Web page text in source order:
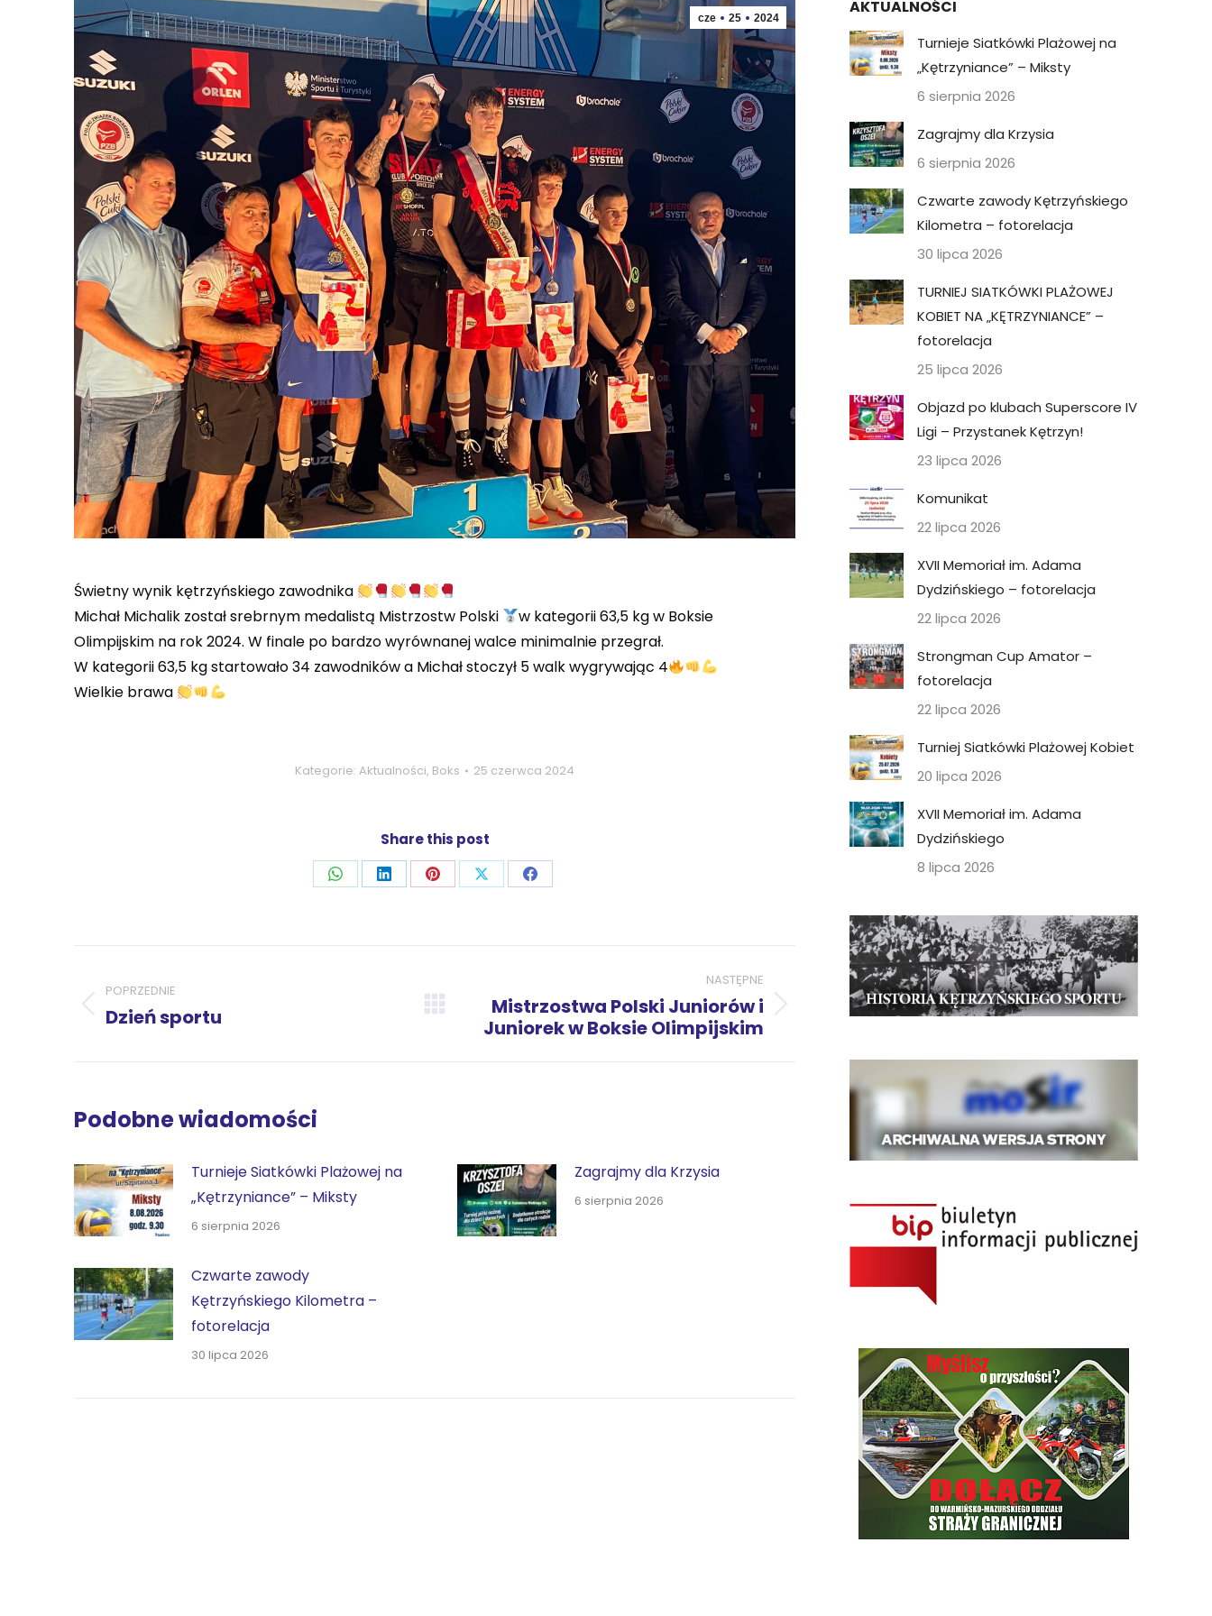
cze 25 2024
Świetny wynik kętrzyńskiego zawodnika
Michał Michalik został srebrnym medalistą Mistrzostw Polski
w kategorii 63,5 kg w Boksie
Olimpijskim na rok 2024. W finale po bardzo wyrównanej walce minimalnie przegrał.
W kategorii 63,5 kg startowało 34 zawodników a Michał stoczył 5 walk wygrywając 4
Wielkie brawa
Kategorie: Aktualności, Boks 25 czerwca 2024
Share this post
UdostępnijUdostępnijUdostępnijUdostępnijUdostępnij
wpisów
POPRZEDNIE
Poprzedni
Dzień sportu
NASTĘPNE
Następny
wpis:
Mistrzostwa Polski Juniorów i
Juniorek w Boksie Olimpijskim
Podobne wiadomości
Turnieje Siatkówki Plażowej na
„Kętrzyniance” – Miksty
6 sierpnia 2026
Zagrajmy dla Krzysia
6 sierpnia 2026
Czwarte zawody
Kętrzyńskiego Kilometra –
fotorelacja
30 lipca 2026
AKTUALNOŚCI
Turnieje Siatkówki Plażowej na
„Kętrzyniance” – Miksty
6 sierpnia 2026
Zagrajmy dla Krzysia
6 sierpnia 2026
Czwarte zawody Kętrzyńskiego
Kilometra – fotorelacja
30 lipca 2026
TURNIEJ SIATKÓWKI PLAŻOWEJ
KOBIET NA „KĘTRZYNIANCE” –
fotorelacja
25 lipca 2026
Objazd po klubach Superscore IV
Ligi – Przystanek Kętrzyn!
23 lipca 2026
Komunikat
22 lipca 2026
XVII Memoriał im. Adama
Dydzińskiego – fotorelacja
22 lipca 2026
Strongman Cup Amator –
fotorelacja
22 lipca 2026
Turniej Siatkówki Plażowej Kobiet
20 lipca 2026
XVII Memoriał im. Adama
Dydzińskiego
8 lipca 2026